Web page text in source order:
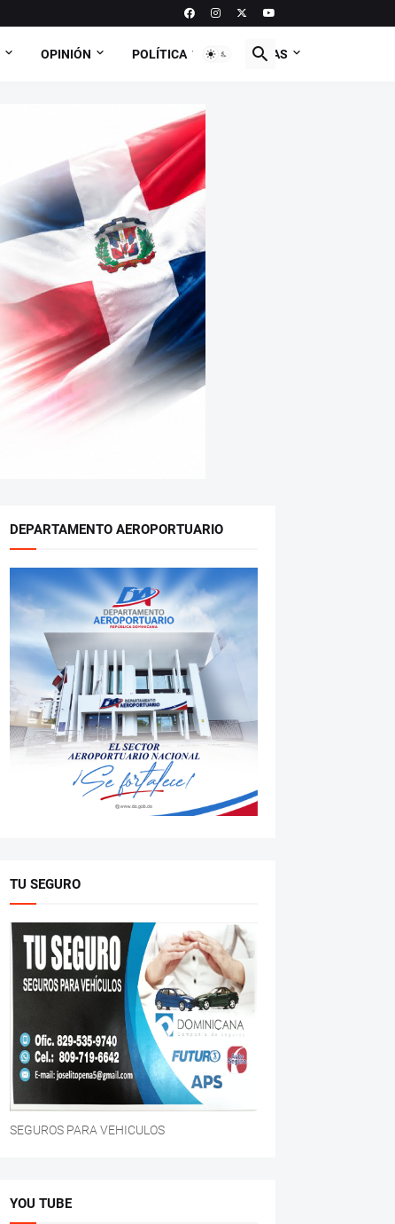
OPINIÓN POLÍTICA CURIOSAS
DEPARTAMENTO AEROPORTUARIO
TU SEGURO
SEGUROS PARA VEHICULOS
YOU TUBE